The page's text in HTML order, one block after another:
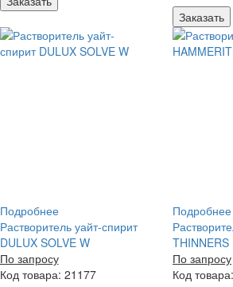
Заказать
Подробнее
Растворитель уайт-спирит
DULUX SOLVE W
По запросу
Код товара: 21177
Подробнее
THINNERS
По запросу
Код